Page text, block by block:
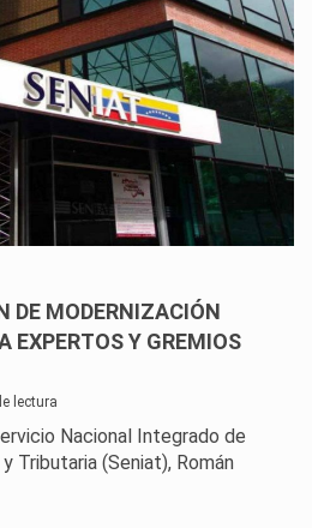
DE MODERNIZACIÓN
EXPERTOS Y GREMIOS
lectura
Nacional Integrado de
Tributaria (Seniat), Román